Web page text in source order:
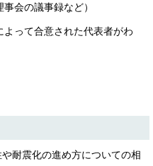
会の議事録など）
って合意された代表者がわ
耐震化の進め方についての相